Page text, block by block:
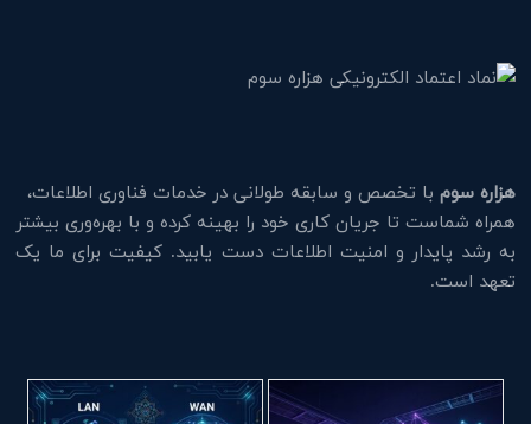
هزاره سوم با تخصص و سابقه طولانی در خدمات فناوری اطلاعات،
همراه شماست تا جریان کاری خود را بهینه کرده و با بهره‌وری بیشتر
به رشد پایدار و امنیت اطلاعات دست یابید. کیفیت برای ما یک
تعهد است.